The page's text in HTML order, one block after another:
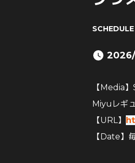
SCHEDULE
2026/
【Media
Miyuレギ
【URL】
【Date】